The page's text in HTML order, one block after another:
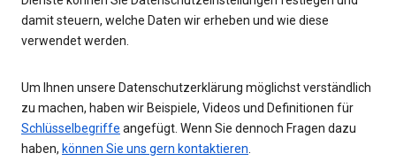
damit steuern, welche Daten wir erheben und wie diese
verwendet werden.
Um Ihnen unsere Datenschutzerklärung möglichst verständlich
zu machen, haben wir Beispiele, Videos und Definitionen für
Schlüsselbegriffe angefügt. Wenn Sie dennoch Fragen dazu
haben, können Sie uns gern kontaktieren.